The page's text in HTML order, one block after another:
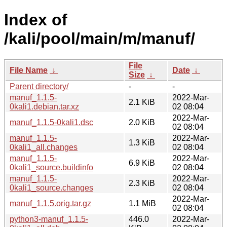
Index of
/kali/pool/main/m/manuf/
File Name ↓
File
Size ↓
Date ↓
Parent directory/
-
-
manuf_1.1.5-
0kali1.debian.tar.xz
2.1 KiB
2022-Mar-
02 08:04
manuf_1.1.5-0kali1.dsc
2.0 KiB
2022-Mar-
02 08:04
manuf_1.1.5-
0kali1_all.changes
1.3 KiB
2022-Mar-
02 08:04
manuf_1.1.5-
0kali1_source.buildinfo
6.9 KiB
2022-Mar-
02 08:04
manuf_1.1.5-
0kali1_source.changes
2.3 KiB
2022-Mar-
02 08:04
manuf_1.1.5.orig.tar.gz
1.1 MiB
2022-Mar-
02 08:04
python3-manuf_1.1.5-
446.0
2022-Mar-